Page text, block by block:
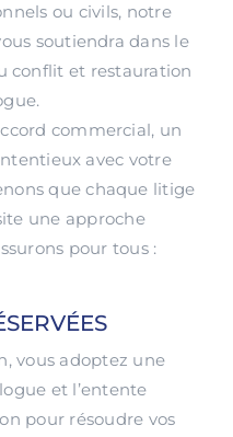
ou civils, notre
soutiendra dans le
conflit et restauration
commercial, un
avec votre
que chaque litige
une approche
pour tous :
vous adoptez une
et l’entente
pour résoudre vos